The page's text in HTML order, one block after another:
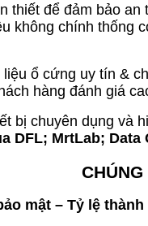
để đảm bảo
không chính
ổ cứng uy tín &
hàng đánh giá
bị chuyên dụng và
DFL; MrtLab; Data
mật – Tỷ lệ